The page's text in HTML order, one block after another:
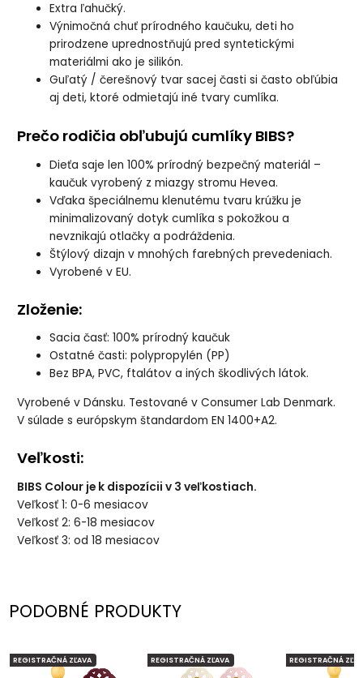
Extra ľahučký.
Výnimočná chuť prírodného kaučuku, deti ho
prirodzene uprednostňujú pred syntetickými
materiálmi ako je silikón.
Guľatý / čerešnový tvar sacej časti si často obľúbia
aj deti, ktoré odmietajú iné tvary cumlíka.
Prečo rodičia obľubujú cumlíky BIBS?
Dieťa saje len 100% prírodný bezpečný materiál –
kaučuk vyrobený z miazgy stromu Hevea.
Vďaka špeciálnemu klenutému tvaru krúžku je
minimalizovaný dotyk cumlíka s pokožkou a
nevznikajú otlačky a podráždenia.
Štýlový dizajn v mnohých farebných prevedeniach.
Vyrobené v EU.
Zloženie:
Sacia časť: 100% prírodný kaučuk
Ostatné časti: polypropylén (PP)
Bez BPA, PVC, ftalátov a iných škodlivých látok.
Vyrobené v Dánsku. Testované v Consumer Lab Denmark.
V súlade s európskym štandardom EN 1400+A2.
Veľkosti:
BIBS Colour je k dispozícii v 3 veľkostiach.
Veľkosť 1: 0-6 mesiacov
Veľkosť 2: 6-18 mesiacov
Veľkosť 3: od 18 mesiacov
PODOBNÉ PRODUKTY
REGISTRAČNÁ ZĽAVA REGISTRAČNÁ ZĽAVA REGISTRAČNÁ